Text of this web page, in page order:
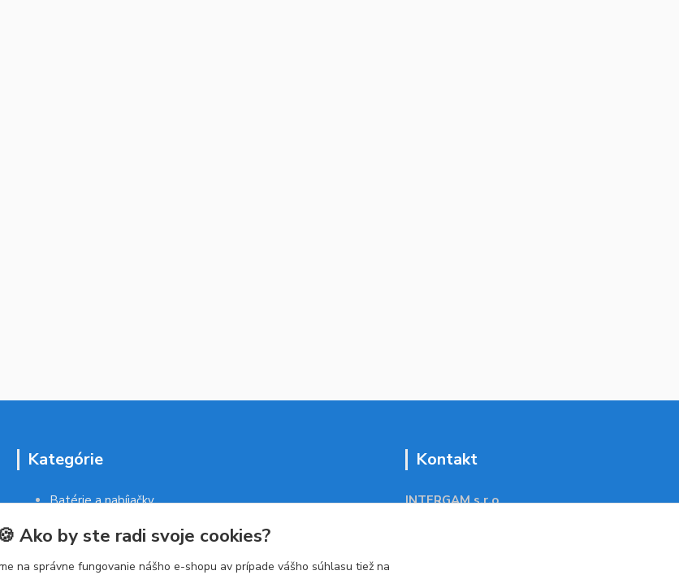
Kategórie
Batérie a nabíjačky
Malé domáce spotrebiče
Kancelárske potreby
Kontakt
INTERGAM s.r.o
Ako by ste radi svoje cookies?
na správne fungovanie nášho e-shopu av prípade vášho súhlasu tiež na